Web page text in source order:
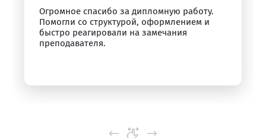
Огромное спасибо за дипломную работу.
Помогли со структурой, оформлением и
быстро реагировали на замечания
преподавателя.